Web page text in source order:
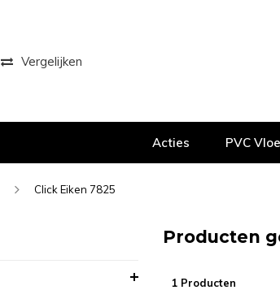
Vergelijken
Acties PVC
Click Eiken 7825
Producten
1 Producten